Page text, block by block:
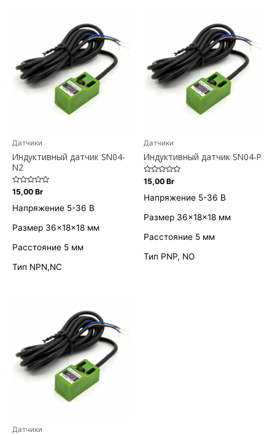
Датчики
Индуктивный датчик SN04-
N2
Оценка
0
из
5
15,00 Br
Напряжение 5-36 В
Размер 36×18×18 мм
Расстояние 5 мм
Тип NPN,NC
Датчики
Индуктивный датчик SN04-P
Оценка
0
из
5
15,00 Br
Напряжение 5-36 В
Размер 36×18×18 мм
Расстояние 5 мм
Тип PNP, NO
Датчики